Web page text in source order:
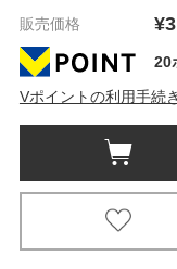
販売価格
20
Vポイントの利用手続き